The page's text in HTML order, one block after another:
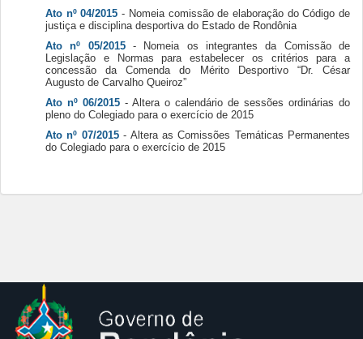
Ato nº 04/2015 - Nomeia comissão de elaboração do Código de
justiça e disciplina desportiva do Estado de Rondônia
Ato nº 05/2015- Nomeia os integrantes da Comissão de
Legislação e Normas para estabelecer os critérios para a
concessão da Comenda do Mérito Desportivo “Dr. César
Augusto de Carvalho Queiroz”
Ato nº 06/2015 - Altera o calendário de sessões ordinárias do
pleno do Colegiado para o exercício de 2015
Ato nº 07/2015 - Altera as Comissões Temáticas Permanentes
do Colegiado para o exercício de 2015